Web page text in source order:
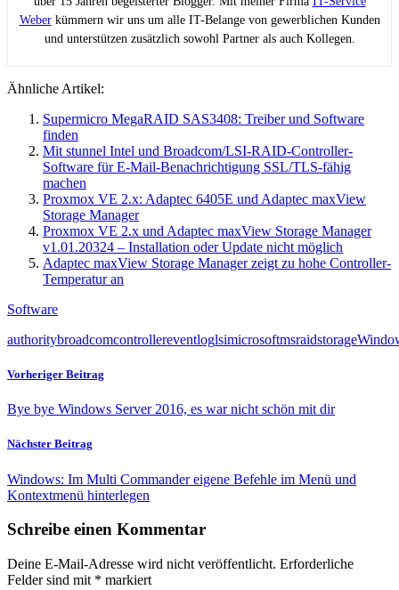
Weberkümmern wir uns um alle IT-Belange von gewerblichen Kunden
und unterstützen zusätzlich sowohl Partner als auch Kollegen.
Ähnliche Artikel:
Supermicro MegaRAID SAS3408: Treiber und Software
finden
Mit stunnel Intel und Broadcom/LSI-RAID-Controller-
Software für E-Mail-Benachrichtigung SSL/TLS-fähig
machen
Proxmox VE 2.x: Adaptec 6405E und Adaptec maxView
Storage Manager
Proxmox VE 2.x und Adaptec maxView Storage Manager
v1.01.20324 – Installation oder Update nicht möglich
Adaptec maxView Storage Manager zeigt zu hohe Controller-
Temperatur an
Software
authoritybroadcomcontrollereventloglsimicrosoftmsraidstorage
Vorheriger Beitrag
Bye bye Windows Server 2016, es war nicht schön mit dir
Nächster Beitrag
Windows: Im Multi Commander eigene Befehle im Menü und
Kontextmenü hinterlegen
Schreibe einen Kommentar
Deine E-Mail-Adresse wird nicht veröffentlicht. Erforderliche
Felder sind mit * markiert